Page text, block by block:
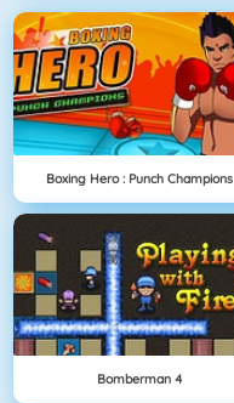
Boxing Hero : Punch Champions
Bomberman 4